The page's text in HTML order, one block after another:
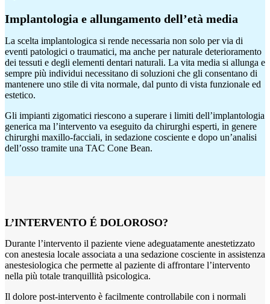
Implantologia e allungamento dell’età media
La scelta implantologica si rende necessaria non solo per via di
eventi patologici o traumatici, ma anche per naturale deterioramento
dei tessuti e degli elementi dentari naturali. La vita media si allunga e
sempre più individui necessitano di soluzioni che gli consentano di
mantenere uno stile di vita normale, dal punto di vista funzionale ed
estetico.
Gli impianti zigomatici riescono a superare i limiti dell’implantologia
generica ma l’intervento va eseguito da chirurghi esperti, in genere
chirurghi maxillo-facciali, in sedazione cosciente e dopo un’analisi
dell’osso tramite una TAC Cone Bean.
L’INTERVENTO É DOLOROSO?
Durante l’intervento il paziente viene adeguatamente anestetizzato
con anestesia locale associata a una sedazione cosciente in assistenza
anestesiologica che permette al paziente di affrontare l’intervento
nella più totale tranquillità psicologica.
Il dolore post-intervento è facilmente controllabile con i normali